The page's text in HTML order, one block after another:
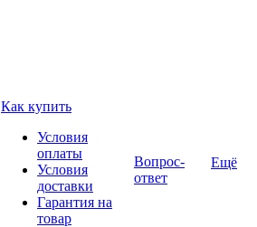
Как купить
Условия
оплаты
Условия
доставки
Гарантия на
товар
Вопрос-
ответ
Ещё